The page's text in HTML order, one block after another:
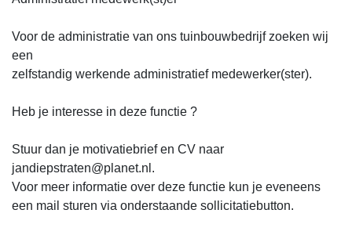
Voor de administratie van ons tuinbouwbedrijf zoeken wij
een
zelfstandig werkende administratief medewerker(ster).
Heb je interesse in deze functie ?
Stuur dan je motivatiebrief en CV naar
jandiepstraten@planet.nl.
Voor meer informatie over deze functie kun je eveneens
een mail sturen via onderstaande sollicitatiebutton.